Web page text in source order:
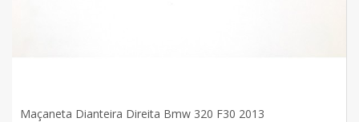
Maçaneta Dianteira Direita Bmw 320 F30 2013